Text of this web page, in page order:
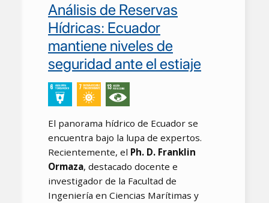
Análisis de Reservas
Hídricas: Ecuador
mantiene niveles de
seguridad ante el estiaje
El panorama hídrico de Ecuador se
encuentra bajo la lupa de expertos.
Recientemente, el Ph. D. Franklin
Ormaza, destacado docente e
investigador de la Facultad de
Ingeniería en Ciencias Marítimas y